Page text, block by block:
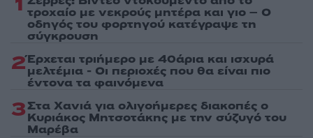
τροχαίο με νεκρούς μητέρα και γιο – Ο
οδηγός του φορτηγού κατέγραψε τη
σύγκρουση
2Έρχεται τριήμερο με 40άρια και ισχυρά
μελτέμια - Οι περιοχές που θα είναι πιο
έντονα τα φαινόμενα
3Στα Χανιά για ολιγοήμερες διακοπές ο
Κυριάκος Μητσοτάκης με την σύζυγό του
Μαρέβα